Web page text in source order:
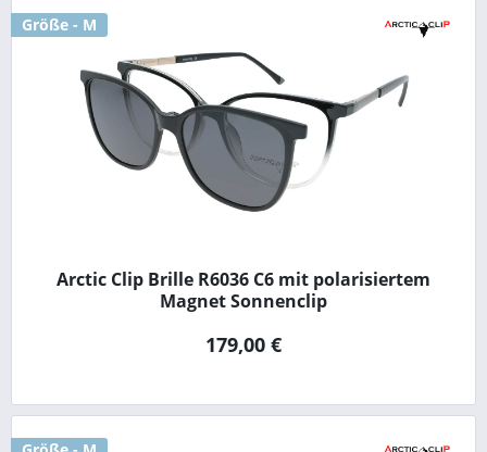
Größe - M
Arctic Clip Brille R6036 C6 mit polarisiertem
Magnet Sonnenclip
179,00 €